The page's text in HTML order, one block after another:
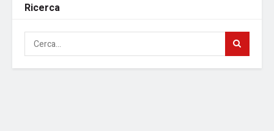
Ricerca